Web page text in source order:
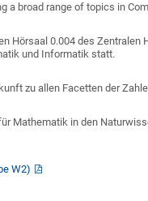
a broad range of topics in
Hörsaal 0.004 des Zentralen
und Informatik statt.
zu allen Facetten der
Mathematik in den
W2)